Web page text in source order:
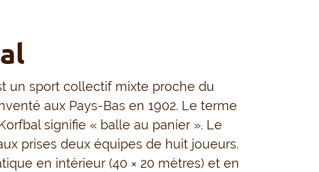
un sport collectif mixte proche du
aux Pays-Bas en 1902. Le terme
signifie « balle au panier ». Le
prises deux équipes de huit joueurs.
en intérieur (40 × 20 mètres) et en